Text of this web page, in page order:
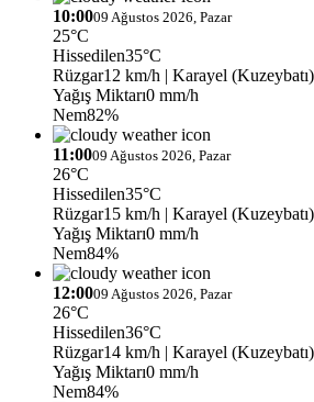
10:0009 Ağustos 2026, Pazar
25°C
Hissedilen35°C
Rüzgar12 km/h | Karayel (Kuzeybatı)
Yağış Miktarı0 mm/h
Nem82%
11:0009 Ağustos 2026, Pazar
26°C
Hissedilen35°C
Rüzgar15 km/h | Karayel (Kuzeybatı)
Yağış Miktarı0 mm/h
Nem84%
12:0009 Ağustos 2026, Pazar
26°C
Hissedilen36°C
Rüzgar14 km/h | Karayel (Kuzeybatı)
Yağış Miktarı0 mm/h
Nem84%